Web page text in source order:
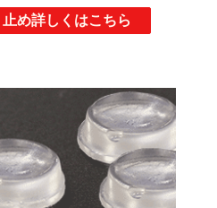
め詳しくはこちら